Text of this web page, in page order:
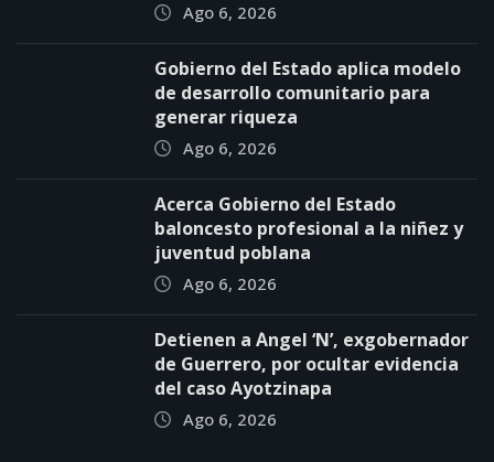
Ago 6, 2026
Gobierno del Estado aplica modelo
de desarrollo comunitario para
generar riqueza
Ago 6, 2026
Acerca Gobierno del Estado
baloncesto profesional a la niñez y
juventud poblana
Ago 6, 2026
Detienen a Ángel ‘N’, exgobernador
de Guerrero, por ocultar evidencia
del caso Ayotzinapa
Ago 6, 2026